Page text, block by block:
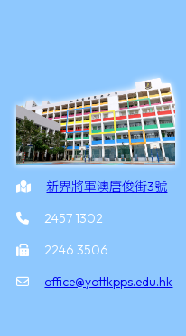
新界將軍澳唐俊街3號
2457 1302
2246 3506
office@yottkpps.edu.hk